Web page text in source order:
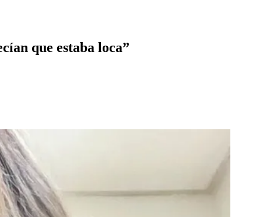
que estaba loca”